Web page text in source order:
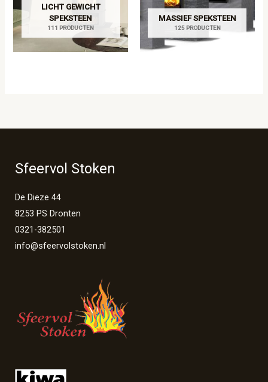
LICHT GEWICHT
SPEKSTEEN
111 PRODUCTEN
MASSIEF SPEKSTEEN
125 PRODUCTEN
Sfeervol Stoken
De Dieze 44
8253 PS Dronten
0321-382501
info@sfeervolstoken.nl